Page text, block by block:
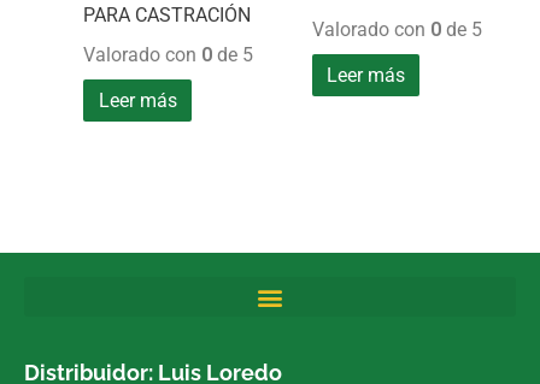
PARA CASTRACIÓN
Valorado con 0 de 5
Leer más
Valorado con 0de 5
Leer más
Distribuidor: Luis Loredo